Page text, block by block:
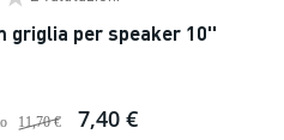
griglia per speaker 10''
11,70 € 7,40 €